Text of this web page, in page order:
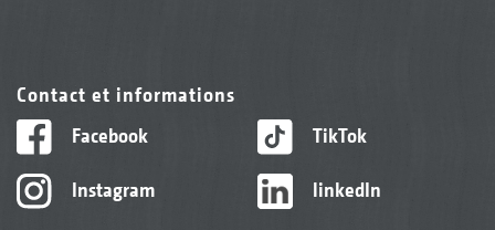
Contact et informations
Facebook
Instagram
TikTok
linkedIn